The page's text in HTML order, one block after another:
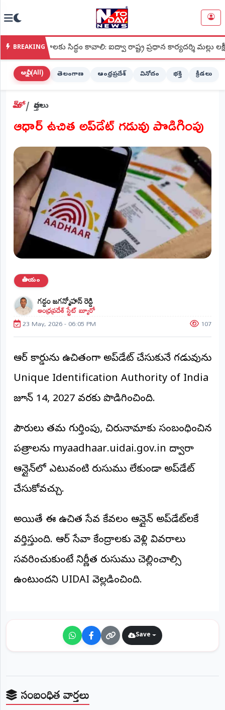
హోమ్
(Home)
STREAMING
లైవ్
(Live
TV)
లైవ్
రేడియో
(Live
Radio)
ప్రాంతీయ
వార్తలు
(STATE)
తెలంగాణ
ఆంధ్రప్రదేశ్
ప్రధాన
విభాగాలు
వినోదం
భక్తి
జాతీయం
అంతర్జాతీయం
ఆర్టీఐ
రిపోర్టర్స్
(REPORTERS
DESK)
మా
రిపోర్టర్లు
2026
NTODAY
BREAKING
సిద్ధం కావాలి: ఐద్వా రాష్ట్ర ప్రధాన కార్యదర్శి మల్లు లక్ష్మీ ●
అన్నీ (All) తెలంగాణ ఆంధ్రప్రదేశ్ వినోదం భక్తి క్రీడలు
హోమ్ వార్తలు
ఆధార్ ఉచిత అప్‌డేట్ గడువు పొడిగింపు
జాతీయం
గడ్డం జగన్మోహన్ రెడ్డి
ఆంధ్రప్రదేశ్ స్టేట్ బ్యూరో
23 May, 2026 - 06:05 PM 107
ఆధార్ కార్డును ఉచితంగా అప్‌డేట్ చేసుకునే గడువును
Unique Identification Authority of India
జూన్ 14, 2027 వరకు పొడిగించింది.
పౌరులు తమ గుర్తింపు, చిరునామాకు సంబంధించిన
పత్రాలను myaadhaar.uidai.gov.in ద్వారా
ఆన్లైన్‌లో ఎటువంటి రుసుము లేకుండా అప్‌డేట్
చేసుకోవచ్చు.
అయితే ఈ ఉచిత సేవ కేవలం ఆన్లైన్ అప్‌డేట్‌లకే
వర్తిస్తుంది. ఆధార్ సేవా కేంద్రాలకు వెళ్లి వివరాలు
సవరించుకుంటే నిర్ణీత రుసుము చెల్లించాల్సి
ఉంటుందని UIDAI వెల్లడించింది.
Save
సంబంధిత వార్తలు